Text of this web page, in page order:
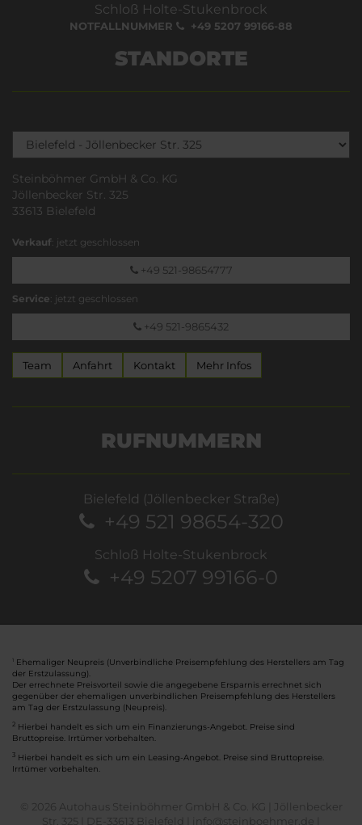
Schloß Holte-Stukenbrock
NOTFALLNUMMER +49 5207 99166-88
STANDORTE
Steinböhmer GmbH & Co. KG
Jöllenbecker Str. 325
33613 Bielefeld
Verkauf: jetzt geschlossen
+49 521-98654777
Service: jetzt geschlossen
+49 521-9865432
Team Anfahrt Kontakt Mehr Infos
RUFNUMMERN
Bielefeld (Jöllenbecker Straße)
+49 521 98654-320
Schloß Holte-Stukenbrock
+49 5207 99166-0
Ehemaliger Neupreis (Unverbindliche Preisempfehlung des Herstellers am Tag
der Erstzulassung).
Der errechnete Preisvorteil sowie die angegebene Ersparnis errechnet sich
gegenüber der ehemaligen unverbindlichen Preisempfehlung des Herstellers
am Tag der Erstzulassung (Neupreis).
2 Hierbei handelt es sich um ein Finanzierungs-Angebot. Preise sind
Bruttopreise. Irrtümer vorbehalten.
3 Hierbei handelt es sich um ein Leasing-Angebot. Preise sind Bruttopreise.
Irrtümer vorbehalten.
© 2026 Autohaus Steinböhmer GmbH & Co. KG | Jöllenbecker
Str. 325 | DE-33613 Bielefeld | info@steinboehmer.de |